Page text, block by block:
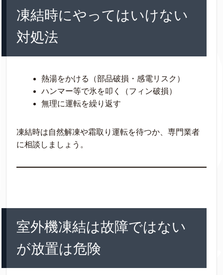
凍結時にやってはいけない
対処法
熱湯をかける（部品破損・感電リスク）
ハンマー等で氷を叩く（フィン破損）
無理に運転を繰り返す
凍結時は自然解凍や霜取り運転を待つか、専門業者
に相談しましょう。
室外機凍結は故障ではない
が放置は危険